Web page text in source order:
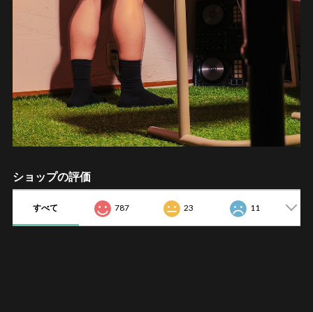
ショップの評価
すべて 787 23 11